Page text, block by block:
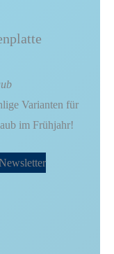
Varianten für
im Frühjahr!